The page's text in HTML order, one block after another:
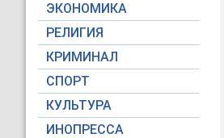
ЭКОНОМИКА
РЕЛИГИЯ
КРИМИНАЛ
СПОРТ
КУЛЬТУРА
ИНОПРЕССА